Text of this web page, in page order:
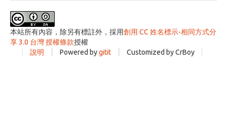
本站所有內容，除另有標註外，採用創用 CC 姓名標示-相同方式分
享 3.0 台灣 授權條款授權
說明
Powered bygitit Customized by CrBoy